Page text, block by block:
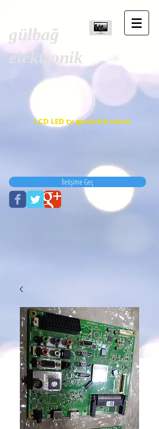
gülbağ
elektronik
LCD LED tv garantili tamir
İletişime Geç